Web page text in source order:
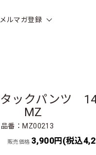
メルマガ登録
タックパンツ
MZ
品番：MZ00213
販売価格 3,900円(税込